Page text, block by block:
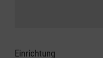
Einrichtung